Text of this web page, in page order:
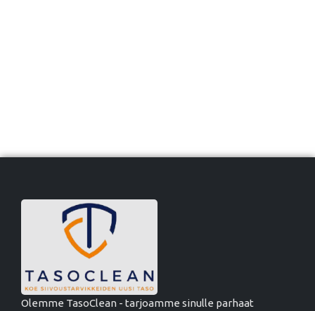
Olemme TasoClean - tarjoamme sinulle parhaat